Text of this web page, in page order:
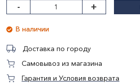
- +
В наличии
Доставка по городу
Самовывоз из магазина
Гарантия и Условия возврата